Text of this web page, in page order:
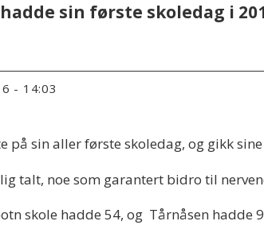
sin første skoledag i
- 14:03
sin aller første skoledag, og gikk
talt, noe som garantert bidro til
skole hadde 54, og Tårnåsen hadde